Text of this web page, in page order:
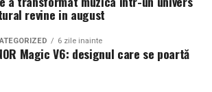
integrat: business, urban,
tineri antreprenori, unul german și
revine in august
6 zile inainte
Magic V6: designul care se poartă